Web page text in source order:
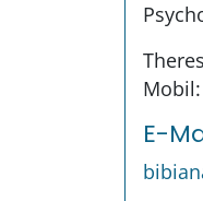
Mobil:
E-